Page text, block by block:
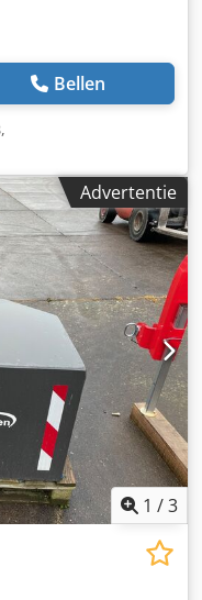
Bellen
,
Advertentie
1 /3